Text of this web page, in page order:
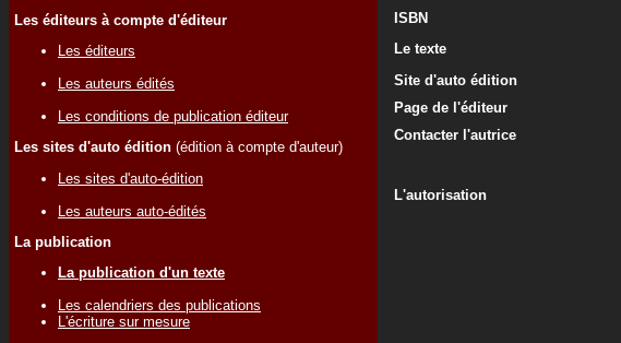
Les éditeurs à compte d'éditeur
Les éditeurs
Les auteurs édités
Les conditions de publication éditeur
Les sites d'auto édition (édition à compte d'auteur)
Les sites d'auto-édition
Les auteurs auto-édités
La publication
La publication d'un texte
Les calendriers des publications
L'écriture sur mesure
ISBN
Le texte
Site d'auto édition
Page de l'éditeur
Contacter l'autrice
L'autorisation